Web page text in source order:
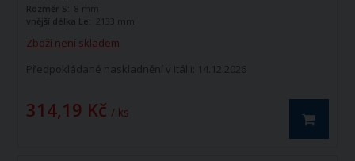
Zboží není skladem
Předpokládané naskladnění v Itálii: 14.12.2026
314,19 Kč / ks
Rozměr S:
8 mm
vnější délka Le:
2133 mm